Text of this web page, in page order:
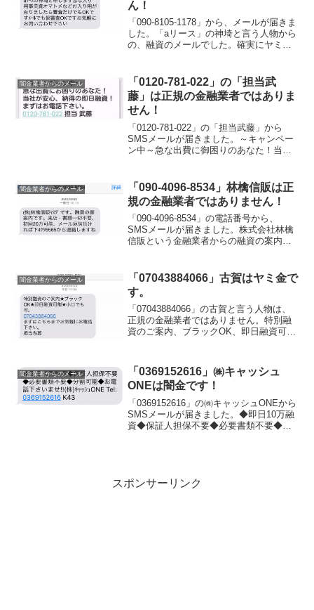
ん！
「090-8105-1178」から、メールが届きま
した。「aリース」の神埼と言う人物から
の、融資のメールでした。確実にヤミ金
闇金業者からのメール
「0120-781-022」の「担当武
藤」は正規の金融業者ではありま
せん！
「0120-781-022」の「担当武藤」から
SMSメールが届きました。～キャンペー
ン中～急な出費に御困りのあなた！当社
で絶対に関わりを持たないようにして下
さい。闇金か...
闇金業者からのメール
「090-4096-8534」林檎信販は正
規の金融業者ではありません！
「090-4096-8534」の電話番号から、
SMSメールが届きました。株式会社林檎
信販という金融業者からの融資の案内メ
注意してください。
闇金業者からのメール
「07043884066」古賀はヤミ金で
す。
「07043884066」の古賀と言う人物は、
正規の金融業者ではありません。特別融
資のご案内、ブラックOK、即日融資可
いと書いていますが、絶対にヤミ金と関
わりをもっては...
闇金業者からのメール
「0369152616」㈱キャッシュ
ONEは闇金です！
「0369152616」の㈱キャッシュONEから
SMSメールが届きました。◆即日10万融
資◆保証人担保不要◆必要書類不要◆分
スポンサーリンク